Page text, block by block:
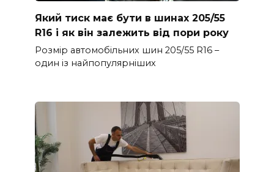
Який тиск має бути в шинах 205/55
R16 і як він залежить від пори року
Розмір автомобільних шин 205/55 R16 –
один із найпопулярніших